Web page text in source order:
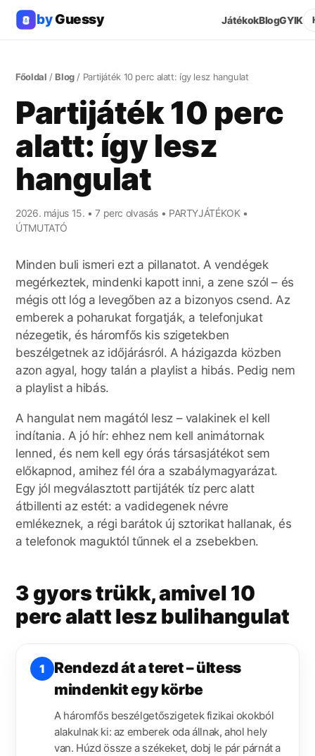
byGuessy JátékokBlogGYIK
Főoldal /Blog/ Partijáték 10 perc alatt: így lesz hangulat
Partijáték 10 perc
alatt: így lesz
hangulat
2026. május 15. •7 perc olvasás • PARTYJÁTÉKOK •
ÚTMUTATÓ
Minden buli ismeri ezt a pillanatot. A vendégek
megérkeztek, mindenki kapott inni, a zene szól – és
mégis ott lóg a levegőben az a bizonyos csend. Az
emberek a poharukat forgatják, a telefonjukat
nézegetik, és háromfős kis szigetekben
beszélgetnek az időjárásról. A házigazda közben
azon agyal, hogy talán a playlist a hibás. Pedig nem
a playlist a hibás.
A hangulat nem magától lesz – valakinek el kell
indítania. A jó hír: ehhez nem kell animátornak
lenned, és nem kell egy órás társasjátékot sem
előkapnod, amihez fél óra a szabálymagyarázat.
Egy jól megválasztott partijáték tíz perc alatt
átbillenti az estét: a vadidegenek névre
emlékeznek, a régi barátok új sztorikat hallanak, és
a telefonok maguktól tűnnek el a zsebekben.
3 gyors trükk, amivel 10
perc alatt lesz bulihangulat
1
Rendezd át a teret – ültess
mindenkit egy körbe
A háromfős beszélgetőszigetek fizikai okokból
alakulnak ki: az emberek oda állnak, ahol hely
van. Húzd össze a székeket, dobj le pár párnát a